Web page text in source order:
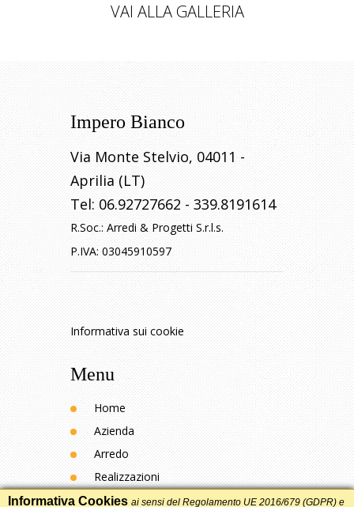
VAI ALLA GALLERIA
Impero Bianco
Via Monte Stelvio, 04011 -
Aprilia (LT)
Tel: 06.92727662 - 339.8191614
R.Soc.: Arredi & Progetti S.r.l.s.
P.IVA: 03045910597
Informativa sui cookie
Menu
Home
Azienda
Arredo
Realizzazioni
Contatti
Informativa Cookies ai sensi del Regolamento UE 2016/679 (GDPR) e